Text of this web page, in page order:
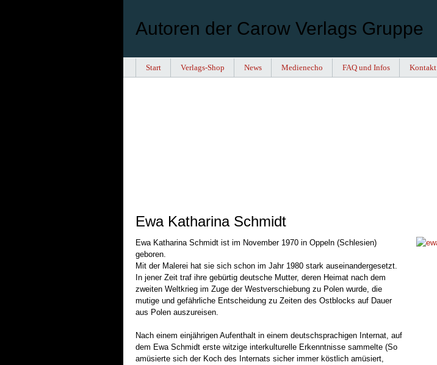
Autoren der Carow Verlags Gruppe
Start Verlags-Shop News Medienecho FAQ und Infos Kontakt
Ewa Katharina Schmidt
Ewa Katharina Schmidt ist im November 1970 in Oppeln (Schlesien)
geboren.
Mit der Malerei hat sie sich schon im Jahr 1980 stark auseinandergesetzt.
In jener Zeit traf ihre gebürtig deutsche Mutter, deren Heimat nach dem
zweiten Weltkrieg im Zuge der Westverschiebung zu Polen wurde, die
mutige und gefährliche Entscheidung zu Zeiten des Ostblocks auf Dauer
aus Polen auszureisen.
Nach einem einjährigen Aufenthalt in einem deutschsprachigen Internat, auf
dem Ewa Schmidt erste witzige interkulturelle Erkenntnisse sammelte (So
amüsierte sich der Koch des Internats sicher immer köstlich amüsiert,